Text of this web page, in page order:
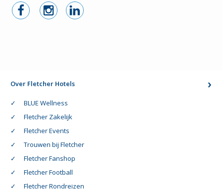
Over Fletcher Hotels
BLUE Wellness
Fletcher Zakelijk
Fletcher Events
Trouwen bij Fletcher
Fletcher Fanshop
Fletcher Football
Fletcher Rondreizen